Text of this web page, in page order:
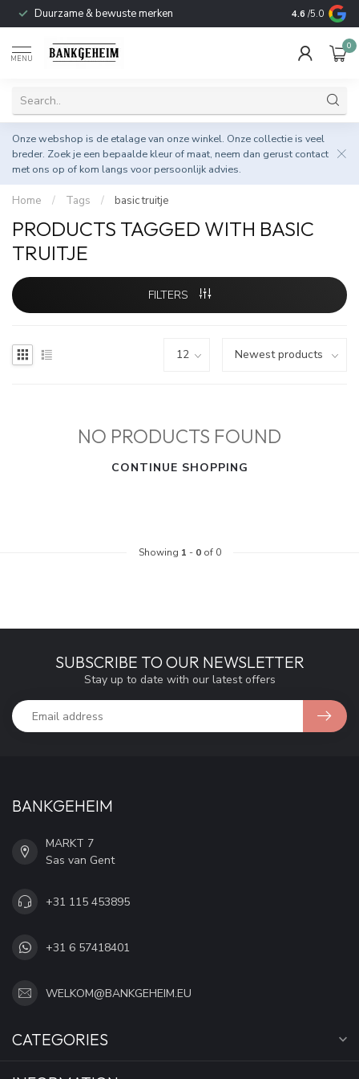
Duurzame & bewuste merken 4.6 /5.0
MENU
0
Onze webshop is de etalage van onze winkel. Onze collectie is veel
breder. Zoek je een bepaalde kleur of maat, neem dan gerust contact
met ons op of kom langs voor persoonlijk advies.
Home / Tags / basic truitje
PRODUCTS TAGGED WITH BASIC
TRUITJE
FILTERS
NO PRODUCTS FOUND
CONTINUE SHOPPING
Showing 1 - 0of 0
SUBSCRIBE TO OUR NEWSLETTER
Stay up to date with our latest offers
BANKGEHEIM
MARKT 7
Sas van Gent
+31 115 453895
+31 6 57418401
WELKOM@BANKGEHEIM.EU
CATEGORIES